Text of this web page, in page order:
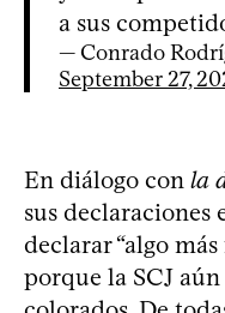
a sus
— Conrado
September 27,
En diálogo con la
sus declaraciones
declarar “algo
porque la SCJ